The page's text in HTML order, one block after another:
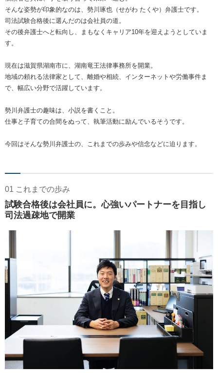
そんな姿勢が印象的なのは、勢川琢也（せがわ たくや）弁護士です。
司法試験合格後に選んだのは会社員の道。
その後弁護士へと転向し、まもなくキャリア10年を迎えようとしていま
す。
現在は滋賀県湖南市に、湖南竜王法律事務所を開業。
地域の頼れる法律家として、離婚や相続、インターネットや労働事件ま
で、幅広い分野で活躍しています。
勢川弁護士の趣味は、小説を書くこと。
仕事と子育ての合間をぬって、執筆活動に励んでいるそうです。
今回はそんな勢川弁護士の、これまでの歩みや信念などに迫ります。
01 これまでの歩み
試験合格後は会社員に。心強いパートナーを目指し
司法過疎地で開業